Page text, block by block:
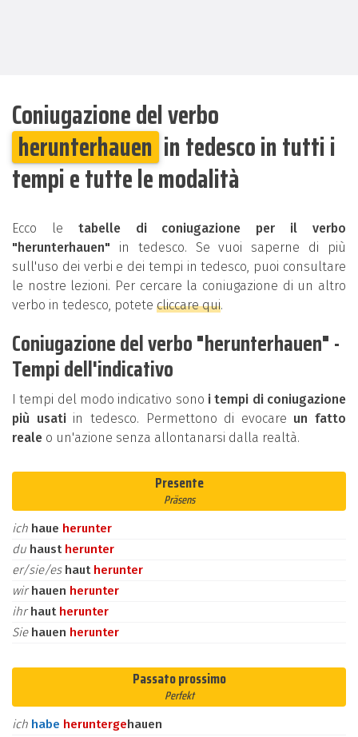
Coniugazione del verbo
herunterhauen in tedesco in tutti i
tempi e tutte le modalità
Ecco le tabelle di coniugazione per il verbo
"herunterhauen" in tedesco. Se vuoi saperne di più
sull'uso dei verbi e dei tempi in tedesco, puoi consultare
le nostre lezioni. Per cercare la coniugazione di un altro
verbo in tedesco, potete cliccare qui.
Coniugazione del verbo "herunterhauen" -
Tempi dell'indicativo
I tempi del modo indicativo sono i tempi di coniugazione
più usati in tedesco. Permettono di evocare un fatto
reale o un'azione senza allontanarsi dalla realtà.
Presente
Präsens
ich haue herunter
du haust herunter
er/sie/es haut herunter
wirhauen herunter
ihrhaut herunter
Sie hauen herunter
Passato prossimo
Perfekt
ich habe heruntergehauen